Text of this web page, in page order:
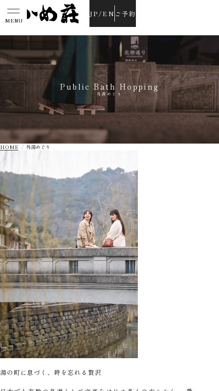
MENU
JP/EN ご予約
Public Bath Hopping
外湯めぐり
HOME 外湯めぐり
湯の町に息づく、 時を忘れる贅沢